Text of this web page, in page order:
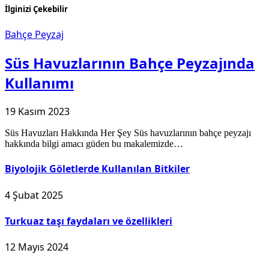
İlginizi Çekebilir
Bahçe Peyzaj
Süs Havuzlarının Bahçe Peyzajında
Kullanımı
19 Kasım 2023
Süs Havuzları Hakkında Her Şey Süs havuzlarının bahçe peyzajı
hakkında bilgi amacı güden bu makalemizde…
Biyolojik Göletlerde Kullanılan Bitkiler
4 Şubat 2025
Turkuaz taşı faydaları ve özellikleri
12 Mayıs 2024